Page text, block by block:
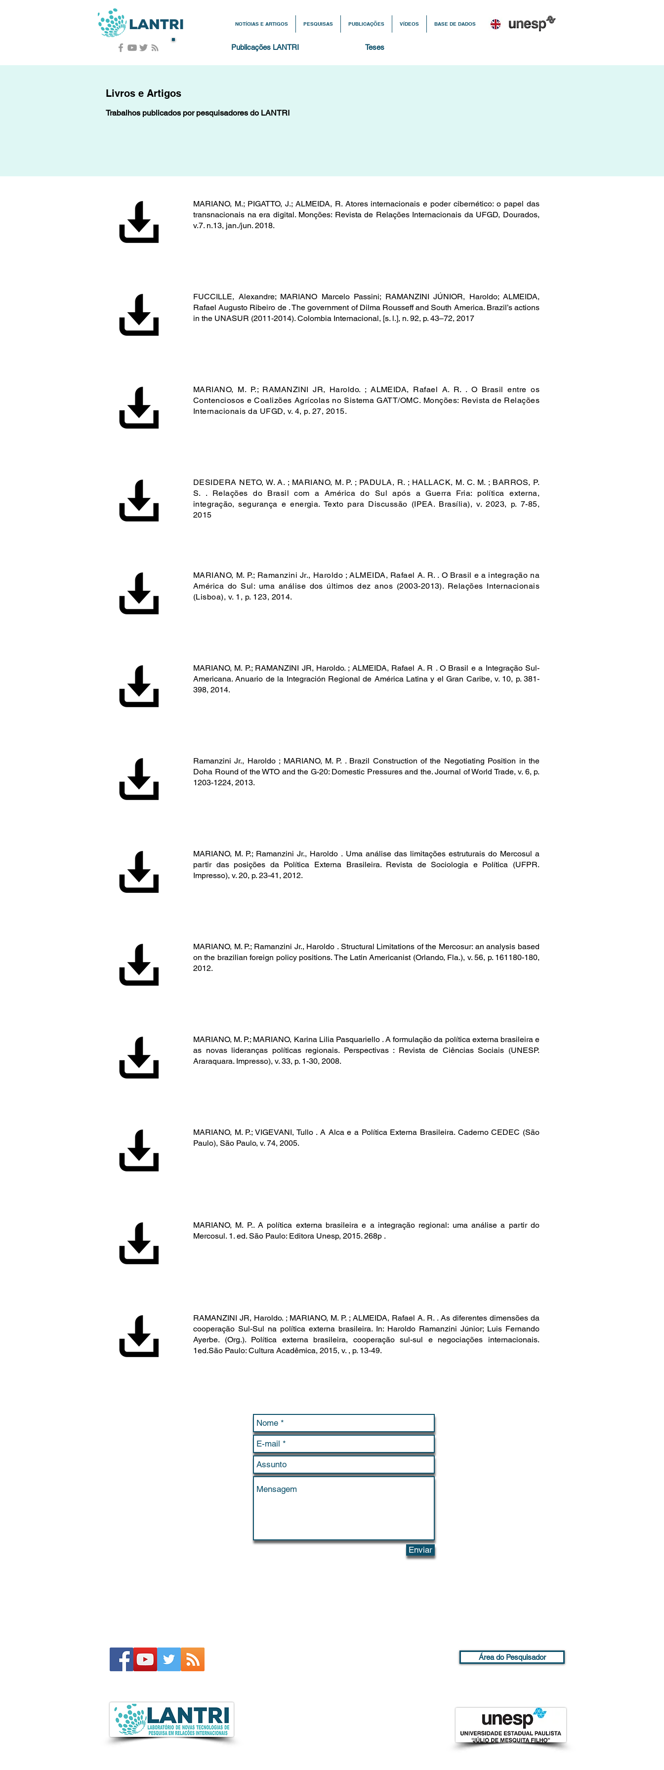
NOTÍCIAS E ARTIGOS PESQUISAS PUBLICAÇÕES VÍDEOS BASE DE DADOS
Publicações LANTRI Teses
Livros e Artigos
Trabalhos publicados por pesquisadores do LANTRI
MARIANO, M.; PIGATTO, J.; ALMEIDA, R. Atores internacionais e poder cibernético: o papel das
transnacionais na era digital. Monções: Revista de Relações Internacionais da UFGD, Dourados,
v.7. n.13, jan./jun. 2018.
FUCCILLE, Alexandre; MARIANO Marcelo Passini; RAMANZINI JÚNIOR, Haroldo; ALMEIDA,
Rafael Augusto Ribeiro de . The government of Dilma Rousseff and South America. Brazil’s actions
in the UNASUR (2011-2014). Colombia Internacional, [s. l.], n. 92, p. 43–72, 2017
MARIANO, M. P.; RAMANZINI JR, Haroldo. ; ALMEIDA, Rafael A. R. . O Brasil entre os
Contenciosos e Coalizões Agrícolas no Sistema GATT/OMC. Monções: Revista de Relações
Internacionais da UFGD, v. 4, p. 27, 2015.
DESIDERA NETO, W. A. ; MARIANO, M. P. ; PADULA, R. ; HALLACK, M. C. M. ; BARROS, P.
S. . Relações do Brasil com a América do Sul após a Guerra Fria: política externa,
integração, segurança e energia. Texto para Discussão (IPEA. Brasília), v. 2023, p. 7-85,
2015
MARIANO, M. P.; Ramanzini Jr., Haroldo ; ALMEIDA, Rafael A. R. . O Brasil e a integração na
América do Sul: uma análise dos últimos dez anos (2003-2013). Relações Internacionais
(Lisboa), v. 1, p. 123, 2014.
MARIANO, M. P.; RAMANZINI JR, Haroldo. ; ALMEIDA, Rafael A. R . O Brasil e a Integração Sul-
Americana. Anuario de la Integración Regional de América Latina y el Gran Caribe, v. 10, p. 381-
398, 2014.
Ramanzini Jr., Haroldo ; MARIANO, M. P. . Brazil Construction of the Negotiating Position in the
Doha Round of the WTO and the G-20: Domestic Pressures and the. Journal of World Trade, v. 6, p.
1203-1224, 2013.
MARIANO, M. P.; Ramanzini Jr., Haroldo . Uma análise das limitações estruturais do Mercosul a
partir das posições da Política Externa Brasileira. Revista de Sociologia e Política (UFPR.
Impresso), v. 20, p. 23-41, 2012.
MARIANO, M. P.; Ramanzini Jr., Haroldo . Structural Limitations of the Mercosur: an analysis based
on the brazilian foreign policy positions. The Latin Americanist (Orlando, Fla.), v. 56, p. 161180-180,
2012.
MARIANO, M. P.; MARIANO, Karina Lilia Pasquariello . A formulação da política externa brasileira e
as novas lideranças políticas regionais. Perspectivas : Revista de Ciências Sociais (UNESP.
Araraquara. Impresso), v. 33, p. 1-30, 2008.
MARIANO, M. P.; VIGEVANI, Tullo . A Alca e a Política Externa Brasileira. Caderno CEDEC (São
Paulo), São Paulo, v. 74, 2005.
MARIANO, M. P.. A política externa brasileira e a integração regional: uma análise a partir do
Mercosul. 1. ed. São Paulo: Editora Unesp, 2015. 268p .
RAMANZINI JR, Haroldo. ; MARIANO, M. P. ; ALMEIDA, Rafael A. R. . As diferentes dimensões da
cooperação Sul-Sul na política externa brasileira. In: Haroldo Ramanzini Júnior; Luis Fernando
Ayerbe. (Org.). Política externa brasileira, cooperação sul-sul e negociações internacionais.
1ed.São Paulo: Cultura Acadêmica, 2015, v. , p. 13-49.
Enviar
Área do Pesquisador